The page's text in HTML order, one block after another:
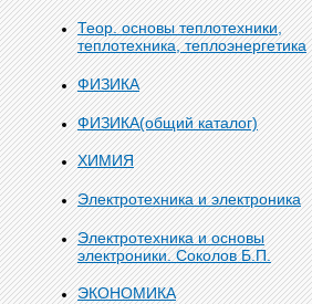
Теор. основы теплотехники,
теплотехника, теплоэнергетика
ФИЗИКА
ФИЗИКА(общий каталог)
ХИМИЯ
Электротехника и электроника
Электротехника и основы
электроники. Соколов Б.П.
ЭКОНОМИКА